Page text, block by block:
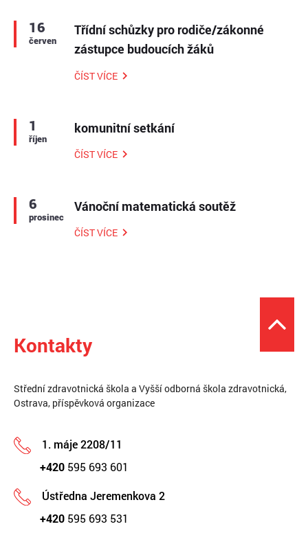
16
červen
Třídní schůzky pro rodiče/zákonné
zástupce budoucích žáků
ČÍST VÍCE
1
říjen
komunitní setkání
ČÍST VÍCE
6
prosinec
Vánoční matematická soutěž
ČÍST VÍCE
Kontakty
Střední zdravotnická škola a Vyšší odborná škola zdravotnická,
Ostrava, příspěvková organizace
1. máje 2208/11
+420 595 693 601
Ústředna Jeremenkova 2
+420 595 693 531